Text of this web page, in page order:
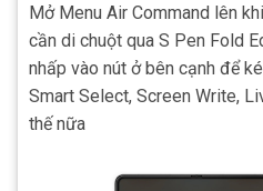
Mở Menu Air Command lên
cần di chuột qua S Pen Fold
nhấp vào nút ở bên cạnh để
Smart Select, Screen Write,
thế nữa